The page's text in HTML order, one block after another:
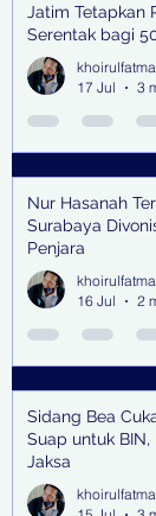
Jatim Tetapkan
Serentak bagi
Kabupaten &
17 Jul
3
Nur Hasanah
Surabaya
Penjara
16 Jul
2
Sidang Bea
Suap untuk BIN,
Jaksa